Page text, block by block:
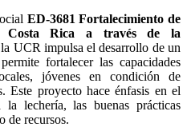
ED-3681 Fortalecimiento de
Costa Rica a través de la
UCR impulsa el desarrollo de un
fortalecer las capacidades
jóvenes en condición de
Este proyecto hace énfasis en el
lechería, las buenas prácticas
de recursos.